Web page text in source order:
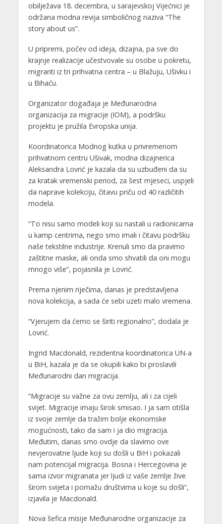
obilježava 18. decembra, u sarajevskoj Vijećnici je
održana modna revija simboličnog naziva “The
story about us”.
U pripremi, počev od ideja, dizajna, pa sve do
krajnje realizacije učestvovale su osobe u pokretu,
migranti iz tri prihvatna centra – u Blažuju, Ušivku i
u Bihaću.
Organizator događaja je Međunarodna
organizacija za migracije (IOM), a podršku
projektu je pružila Evropska unija.
Koordinatorica Modnog kutka u privremenom
prihvatnom centru Ušivak, modna dizajnerica
Aleksandra Lovrić je kazala da su uzbuđeni da su
za kratak vremenski period, za šest mjeseci, uspjeli
da naprave kolekciju, čitavu priču od 40 različitih
modela.
“To nisu samo modeli koji su nastali u radionicama
u kamp centrima, nego smo imali i čitavu podršku
naše tekstilne industrije. Krenuli smo da pravimo
zaštitne maske, ali onda smo shvatili da oni mogu
mnogo više”, pojasnila je Lovrić.
Prema njenim riječima, danas je predstavljena
nova kolekcija, a sada će sebi uzeti malo vremena.
“Vjerujem da ćemo se širiti regionalno”, dodala je
Lovrić.
Ingrid Macdonald, rezidentna koordinatorica UN-a
u BiH, kazala je da se okupili kako bi proslavili
Međunarodni dan migracija.
“Migracije su važne za ovu zemlju, ali i za cijeli
svijet. Migracije imaju širok smisao. I ja sam otišla
iz svoje zemlje da tražim bolje ekonomske
mogućnosti, tako da sam i ja dio migracija.
Međutim, danas smo ovdje da slavimo ove
nevjerovatne ljude koji su došli u BiH i pokazali
nam potencijal migracija. Bosna i Hercegovina je
sama izvor migranata jer ljudi iz vaše zemlje žive
širom svijeta i pomažu društvima u koje su došli”,
izjavila je Macdonald.
Nova šefica misije Međunarodne organizacije za